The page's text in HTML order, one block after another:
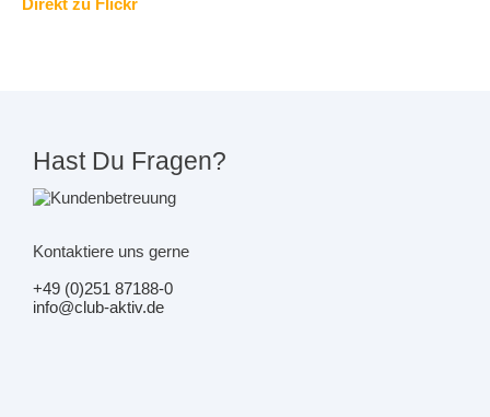
Direkt zu Flickr
Hast Du Fragen?
Kontaktiere uns gerne
+49 (0)251 87188-0
info@club-aktiv.de